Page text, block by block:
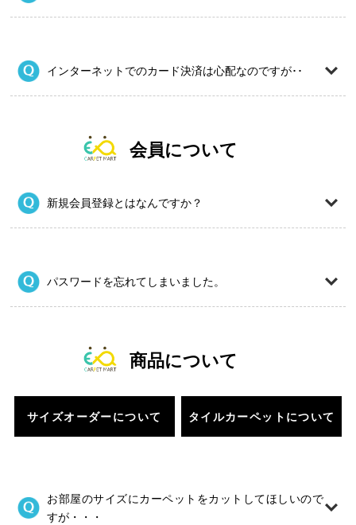
インターネットでのカード決済は心配なのですが･･
会員について
新規会員登録とはなんですか？
パスワードを忘れてしまいました。
商品について
サイズオーダーについて タイルカーペットについて
お部屋のサイズにカーペットをカットしてほしいので
すが・・・